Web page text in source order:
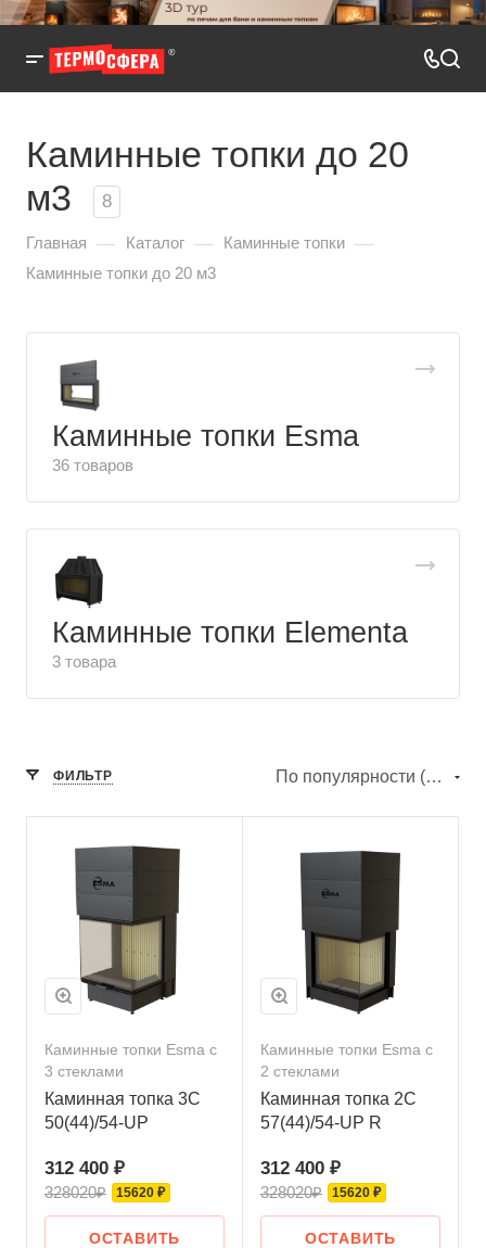
Каминные топки до 20
м3
8
Главная — Каталог — Каминные топки —
Каминные топки до 20 м3
Каминные топки Esma
36 товаров
Каминные топки Elementa
3 товара
ФИЛЬТР По популярности (убывание)
Каминные топки Esma с
3 стеклами
Каминная топка 3С
50(44)/54-UP
312 400 ₽
328020₽ 15620 ₽
ОСТАВИТЬ
Каминные топки Esma с
2 стеклами
Каминная топка 2С
57(44)/54-UP R
312 400 ₽
328020₽ 15620 ₽
ОСТАВИТЬ